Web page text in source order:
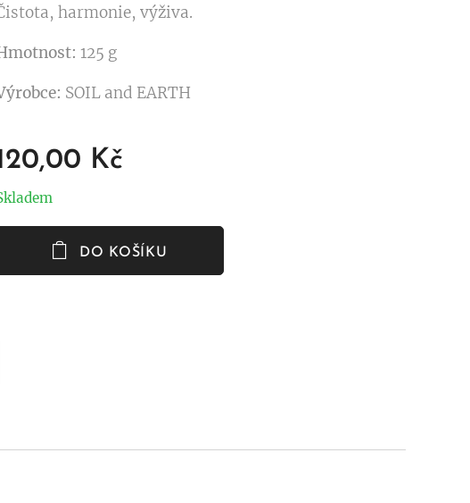
harmonie, výživa.
125 g
SOIL and EARTH
Kč
DO KOŠÍKU